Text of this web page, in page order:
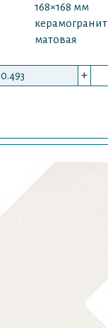
168×168 мм
керамогранит
матовая
+